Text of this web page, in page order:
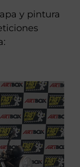
y pintura